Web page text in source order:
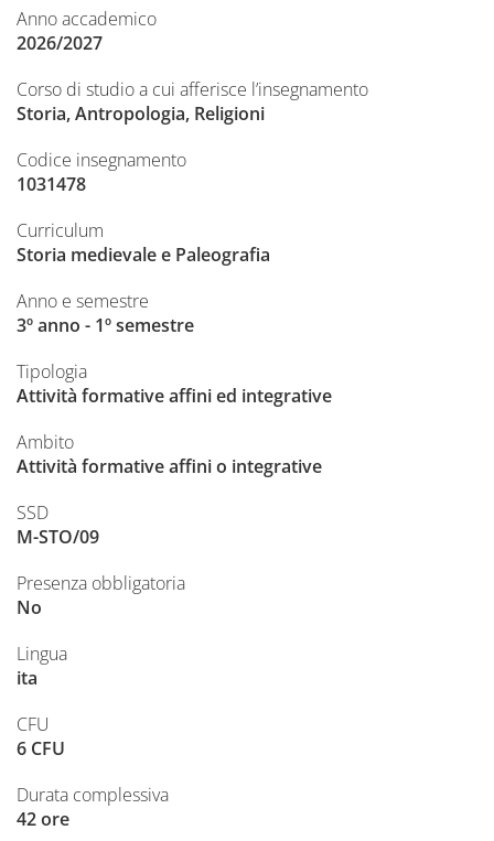
Anno accademico
2026/2027
Corso di studio a cui afferisce l’insegnamento
Storia, Antropologia, Religioni
Codice insegnamento
1031478
Curriculum
Storia medievale e Paleografia
Anno e semestre
3º anno - 1º semestre
Tipologia
Attività formative affini ed integrative
Ambito
Attività formative affini o integrative
SSD
M-STO/09
Presenza obbligatoria
No
Lingua
ita
CFU
6 CFU
Durata complessiva
42 ore